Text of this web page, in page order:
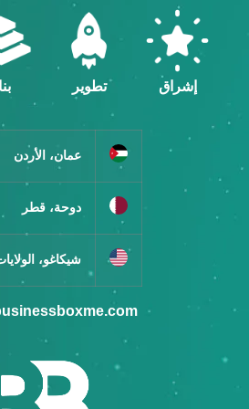
عمان، الأردن
دوحة، قطر
شيكاغو،
إشراق تطوير